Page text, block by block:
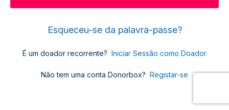
Esqueceu-se da palavra-passe?
É um doador recorrente? Iniciar Sessão como Doador
Não tem uma conta Donorbox? Registar-se